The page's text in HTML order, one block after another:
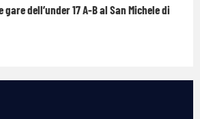
dell’under 17 A-B al San Michele di